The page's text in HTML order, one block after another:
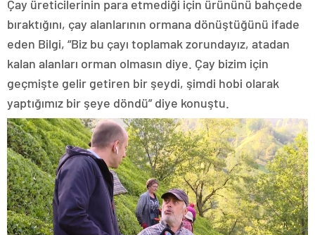
Çay üreticilerinin para etmediği için ürününü bahçede
bıraktığını, çay alanlarının ormana dönüştüğünü ifade
eden Bilgi, “Biz bu çayı toplamak zorundayız, atadan
kalan alanları orman olmasın diye. Çay bizim için
geçmişte gelir getiren bir şeydi, şimdi hobi olarak
yaptığımız bir şeye döndü” diye konuştu.